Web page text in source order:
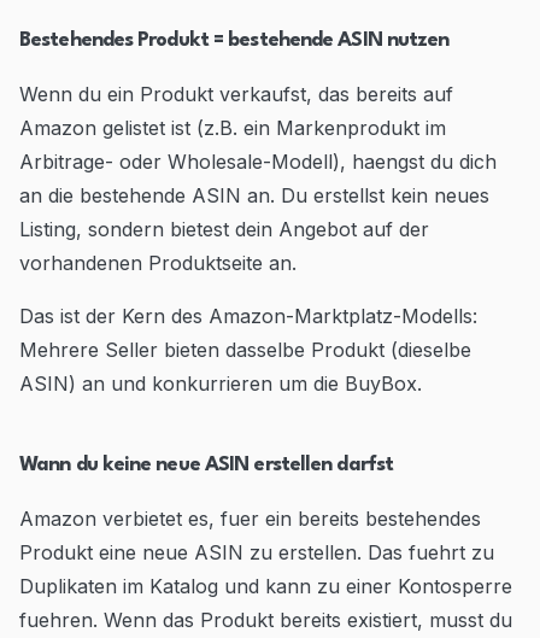
Bestehendes Produkt = bestehende ASIN nutzen
Wenn du ein Produkt verkaufst, das bereits auf
Amazon gelistet ist (z.B. ein Markenprodukt im
Arbitrage- oder Wholesale-Modell), haengst du dich
an die bestehende ASIN an. Du erstellst kein neues
Listing, sondern bietest dein Angebot auf der
vorhandenen Produktseite an.
Das ist der Kern des Amazon-Marktplatz-Modells:
Mehrere Seller bieten dasselbe Produkt (dieselbe
ASIN) an und konkurrieren um die BuyBox.
Wann du keine neue ASIN erstellen darfst
Amazon verbietet es, fuer ein bereits bestehendes
Produkt eine neue ASIN zu erstellen. Das fuehrt zu
Duplikaten im Katalog und kann zu einer Kontosperre
fuehren. Wenn das Produkt bereits existiert, musst du